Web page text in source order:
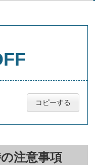
コピーする
注意事項